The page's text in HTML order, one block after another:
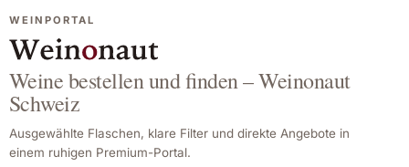
WEINPORTAL
Weine bestellen und finden – Weinonaut
Schweiz
Ausgewählte Flaschen, klare Filter und direkte Angebote in
einem ruhigen Premium-Portal.